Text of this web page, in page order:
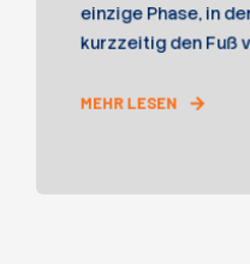
einzige Phase, in
kurzzeitig den Fuß
MEHR LESEN